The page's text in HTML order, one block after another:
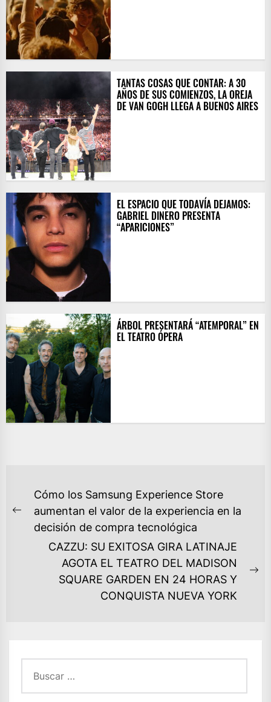
TANTAS COSAS QUE CONTAR: A 30
AÑOS DE SUS COMIENZOS, LA OREJA
DE VAN GOGH LLEGA A BUENOS AIRES
EL ESPACIO QUE TODAVÍA DEJAMOS:
GABRIEL DINERO PRESENTA
“APARICIONES”
ÁRBOL PRESENTARÁ “ATEMPORAL” EN
EL TEATRO ÓPERA
NAVEGACIÓN
DE
ENTRADAS
Previous
post:
Cómo los Samsung Experience Store
aumentan el valor de la experiencia en la
decisión de compra tecnológica
CAZZU: SU EXITOSA GIRA LATINAJE
AGOTA EL TEATRO DEL MADISON
SQUARE GARDEN EN 24 HORAS Y
CONQUISTA NUEVA YORK